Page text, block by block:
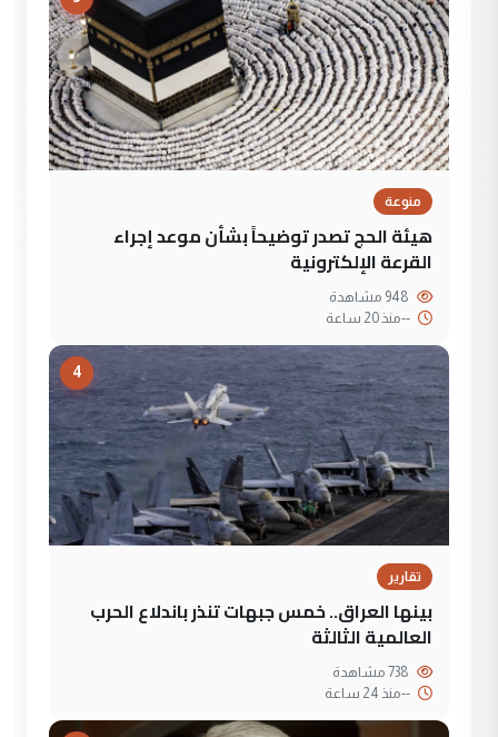
منوعة
هيئة الحج تصدر توضيحاً بشأن موعد إجراء
القرعة الإلكترونية
--منذ 20 ساعة
4
تقارير
بينها العراق.. خمس جبهات تنذر باندلاع الحرب
العالمية الثالثة
--منذ 24 ساعة